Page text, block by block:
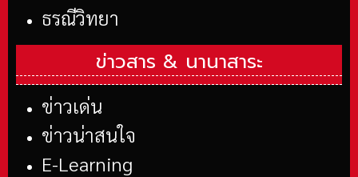
ธรณีวิทยา
ข่าวสาร & นานาสาระ
ข่าวเด่น
ข่าวน่าสนใจ
E-Learning